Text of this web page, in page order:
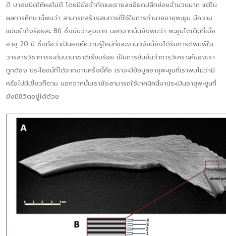
ดี บางชนิดให้ผลไม่ดี โดยมีข้อจำกัดและรายละเอียดปลีกย่อยจำนวนมาก แต่ใน
ผลการศึกษานี้พบว่า สามารถสร้างสมการที่ใช้ในการทำนายอายุพะยูน มีความ
แม่นยำถึงร้อยละ 86 ซึ่งนับว่าสูงมาก นอกจากนั้นยังพบว่า พะยูนโตเต็มที่เมื่อ
อายุ 20 ปี ซึ่งถือว่าเป็นองค์ความรู้ใหม่ที่และงานวิจัยนี้ยังได้รับการตีพิมพ์ใน
วารสารวิชาการระดับนานาชาติเรียบร้อย เป็นการยืนยันว่าการวิเคราะห์ของเรา
ถูกต้อง ประโยชน์ที่ได้จากงานครั้งนี้คือ เราจะมีข้อมูลอายุพะยูนที่เราพบไม่ว่ามี
หรือไม่มีเขี้ยวก็ตาม นอกจากนั้นเรายังสามารถใช้เทคนิคนี้มาประเมินอายุพะยูนที่
ยังมีชีวิตอยู่ได้ด้วย